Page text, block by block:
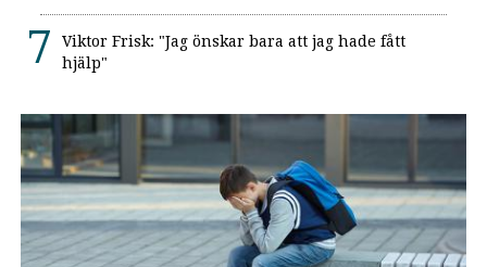
Viktor Frisk: "Jag önskar bara att jag hade fått
hjälp"